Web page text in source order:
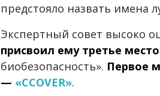
предстояло назвать имена
Экспертный совет высоко
присвоил ему третье место
биобезопасность». Первое
— «CCOVER».